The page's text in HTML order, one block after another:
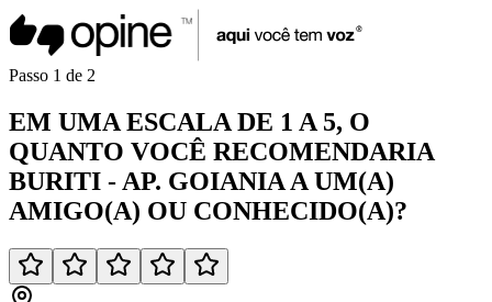
Passo 1 de 2
EM UMA ESCALA DE 1 A 5, O
QUANTO VOCÊ RECOMENDARIA
BURITI - AP. GOIANIA A UM(A)
AMIGO(A) OU CONHECIDO(A)?